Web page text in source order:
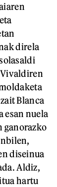
direla
Blanca
nuela
ganorazko
diseinua
Aldiz,
hartu